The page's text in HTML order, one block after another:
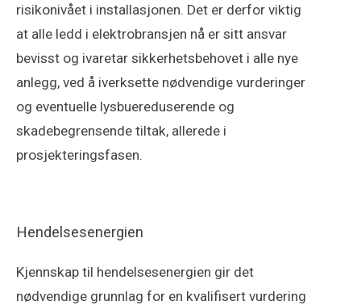
risikonivået i installasjonen. Det er derfor viktig
at alle ledd i elektrobransjen nå er sitt ansvar
bevisst og ivaretar sikkerhetsbehovet i alle nye
anlegg, ved å iverksette nødvendige vurderinger
og eventuelle lysbuereduserende og
skadebegrensende tiltak, allerede i
prosjekteringsfasen.
Hendelsesenergien
Kjennskap til hendelsesenergien gir det
nødvendige grunnlag for en kvalifisert vurdering